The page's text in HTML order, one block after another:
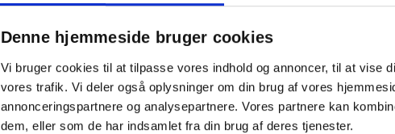
Denne hjemmeside bruger cookies
Vi bruger cookies til at tilpasse vores indhold og annoncer, til at vise
vores trafik. Vi deler også oplysninger om din brug af vores
annonceringspartnere og analysepartnere. Vores partnere kan
dem, eller som de har indsamlet fra din brug af deres tjenester.